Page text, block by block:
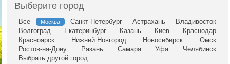
Выберите город
Все Москва Санкт-Петербург Астрахань
Владивосток
Волгоград
Екатеринбург Казань Киев
Краснодар
Красноярск
Нижний Новгород Новосибирск
Омск
Ростов-на-Дону
Рязань Самара Уфа
Челябинск
Выбрать другой город